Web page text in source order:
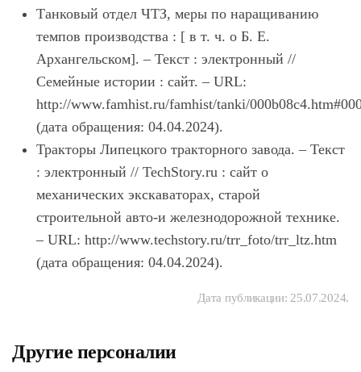
Танковый отдел ЧТЗ, меры по наращиванию
темпов производства : [ в т. ч. о Б. Е.
Архангельском]. – Текст : электронный //
Семейные истории : сайт. – URL:
http://www.famhist.ru/famhist/tanki/
(дата обращения: 04.04.2024).
Тракторы Липецкого тракторного завода. – Текст
: электронный // TechStory.ru : сайт о
механических экскаваторах, старой
строительной авто-и железнодорожной технике.
– URL: http://www.techstory.ru/trr_foto/trr_ltz.htm
(дата обращения: 04.04.2024).
Дата публикации: 25.07.2024.
Другие персоналии
Судец Владимир